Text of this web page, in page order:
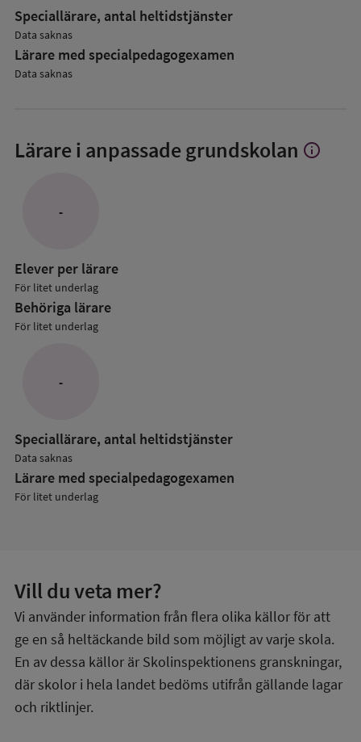
Speciallärare, antal heltidstjänster
Data saknas
Lärare med specialpedagog­examen
Data saknas
Lärare i anpassade grundskolan Visa
info
-
Elever per lärare
För litet underlag
Behöriga lärare
För litet underlag
-
Speciallärare, antal heltidstjänster
Data saknas
Lärare med specialpedagog­examen
För litet underlag
Vill du veta mer?
Vi använder information från flera olika källor för att
ge en så heltäckande bild som möjligt av varje skola.
En av dessa källor är Skolinspektionens granskningar,
där skolor i hela landet bedöms utifrån gällande lagar
och riktlinjer.